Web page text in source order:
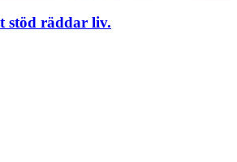
stöd räddar liv.